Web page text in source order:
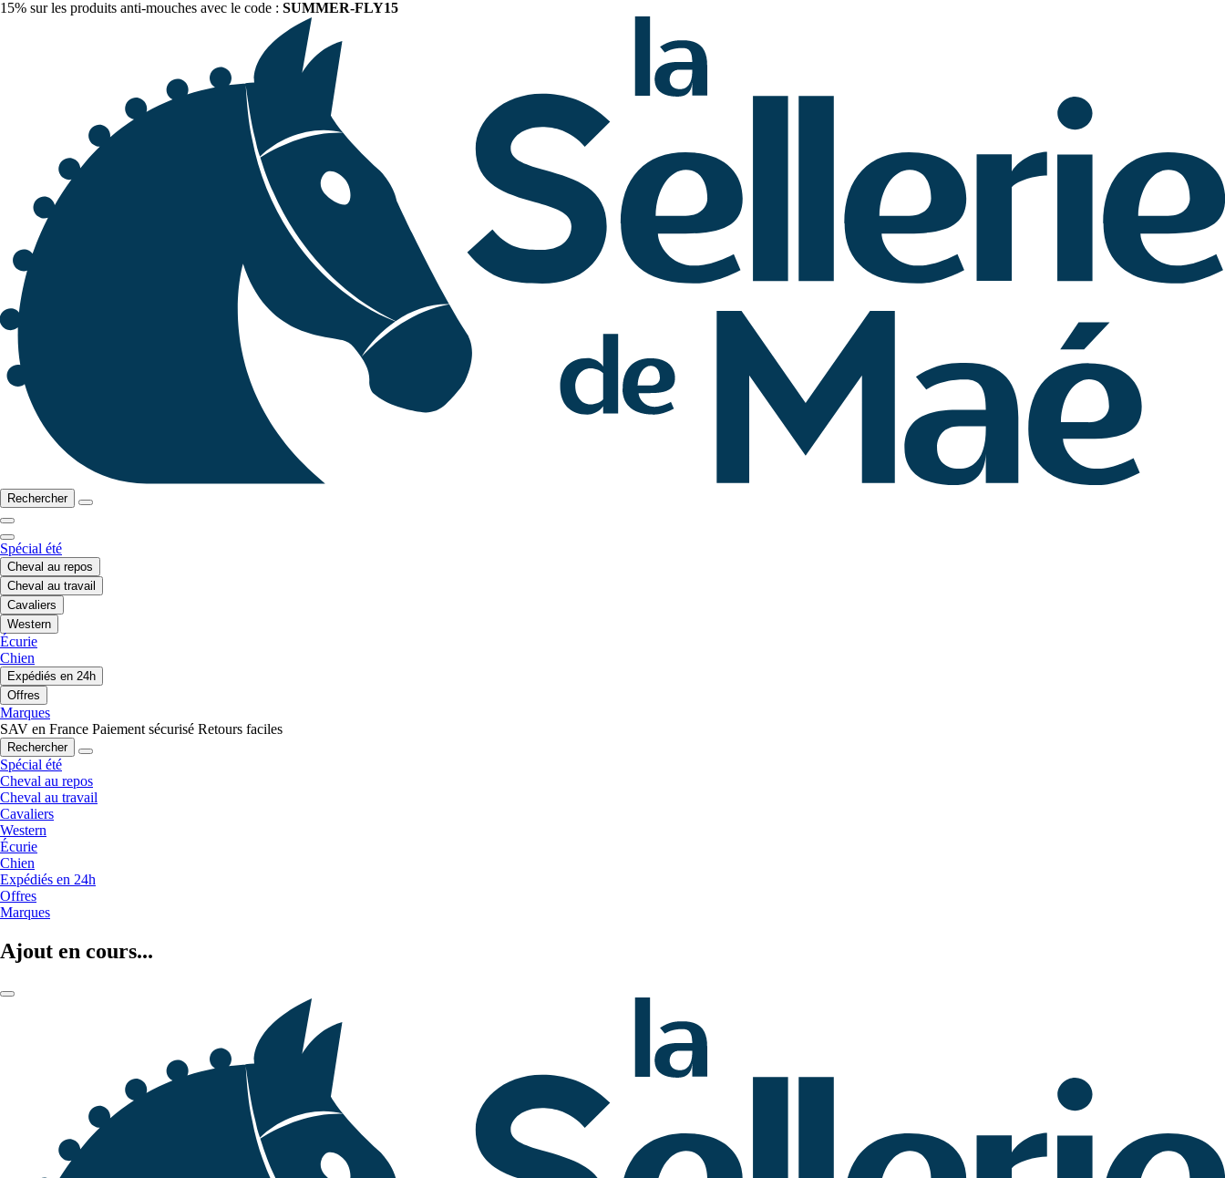
15% sur les produits anti-mouches avec le code : SUMMER-FLY15
Rechercher
Spécial été
Cheval au repos
Cheval au travail
Cavaliers
Western
Écurie
Chien
Expédiés en 24h
Offres
Marques
SAV en France Paiement sécurisé Retours faciles
Rechercher
Spécial été
Cheval au repos
Cheval au travail
Cavaliers
Western
Écurie
Chien
Expédiés en 24h
Offres
Marques
Ajout en cours...